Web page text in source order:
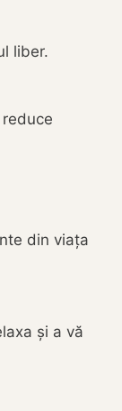
liber.
din viața
și a vă